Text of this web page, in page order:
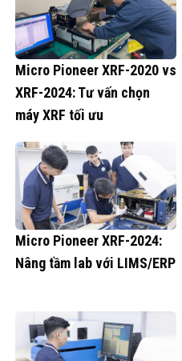
Micro Pioneer XRF-2020 vs
XRF-2024: Tư vấn chọn
máy XRF tối ưu
Micro Pioneer XRF-2024:
Nâng tầm lab với LIMS/ERP